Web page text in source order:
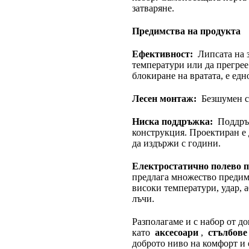
затваряне.
Предимства на продукта
Ефективност: Липсата на
температури или да
блокиране на вратата, е
Лесен монтаж: Безшумен
Ниска поддръжка:
конструкция. Проектиран
да издържи с години.
Електростатично полево
предлага множество
високи температури, удар,
лъчи.
Разполагаме и с набор от
като аксесоари , стълбове
доброто ниво на комфорт и